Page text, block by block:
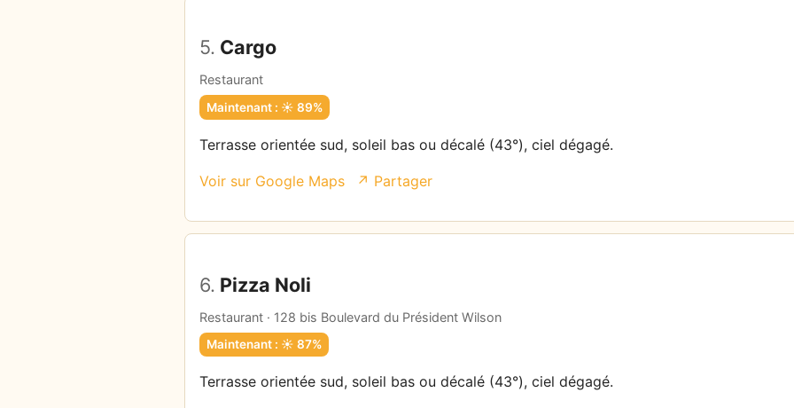
5. Cargo
Restaurant
Maintenant : ☀️ 89%
Terrasse orientée sud, soleil bas ou décalé (43°), ciel dégagé.
Voir sur Google Maps ↗ Partager
6. Pizza Noli
Restaurant · 128 bis Boulevard du Président Wilson
Maintenant : ☀️ 87%
Terrasse orientée sud, soleil bas ou décalé (43°), ciel dégagé.